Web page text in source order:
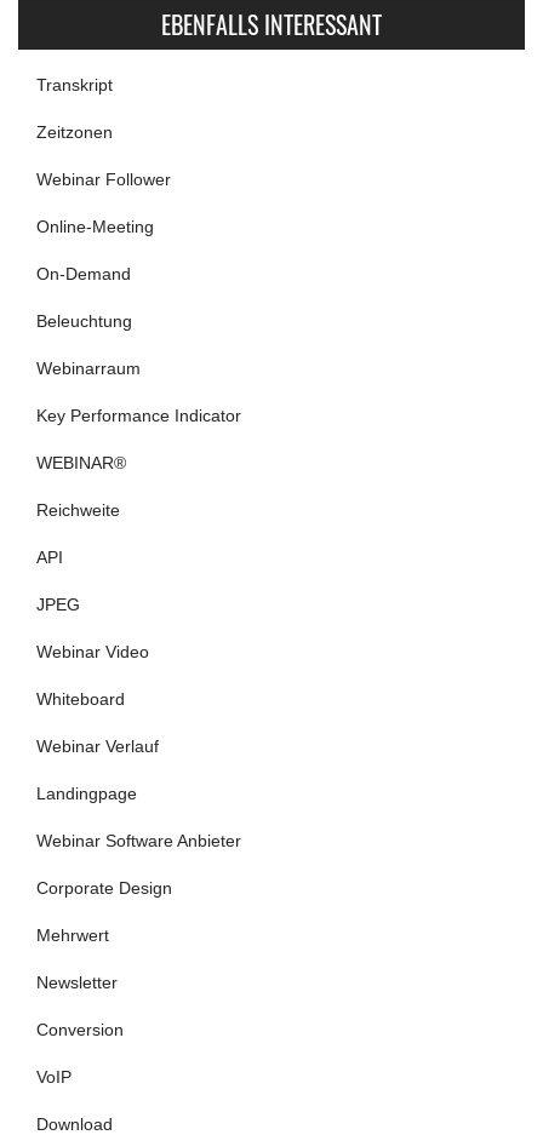
EBENFALLS INTERESSANT
Transkript
Zeitzonen
Webinar Follower
Online-Meeting
On-Demand
Beleuchtung
Webinarraum
Key Performance Indicator
WEBINAR®
Reichweite
API
JPEG
Webinar Video
Whiteboard
Webinar Verlauf
Landingpage
Webinar Software Anbieter
Corporate Design
Mehrwert
Newsletter
Conversion
VoIP
Download